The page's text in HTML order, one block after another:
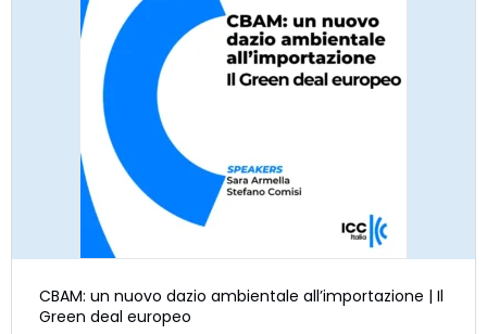
CBAM: un nuovo dazio ambientale all’importazione | Il
Green deal europeo